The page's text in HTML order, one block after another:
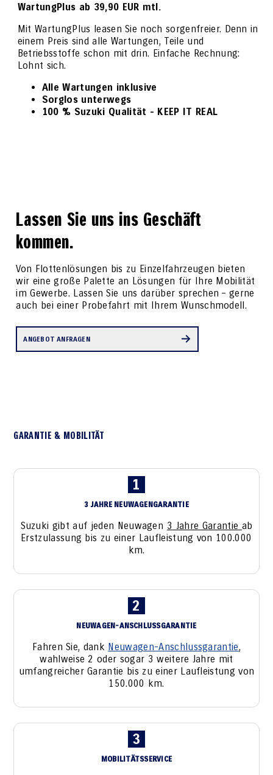
WartungPlus ab 39,90 EUR mtl.
Mit WartungPlus leasen Sie noch sorgenfreier. Denn in
einem Preis sind alle Wartungen, Teile und
Betriebsstoffe schon mit drin. Einfache Rechnung:
Lohnt sich.
Alle Wartungen inklusive
Sorglos unterwegs
100 % Suzuki Qualität - KEEP IT REAL
Lassen Sie uns ins Geschäft
kommen.
Von Flottenlösungen bis zu Einzelfahrzeugen bieten
wir eine große Palette an Lösungen für Ihre Mobilität
im Gewerbe. Lassen Sie uns darüber sprechen – gerne
auch bei einer Probefahrt mit Ihrem Wunschmodell.
ANGEBOT ANFRAGEN
GARANTIE & MOBILITÄT
1
3 JAHRE NEUWAGENGARANTIE
Suzuki gibt auf jeden Neuwagen 3 Jahre Garantie ab
Erstzulassung bis zu einer Laufleistung von 100.000
km.
2
NEUWAGEN-ANSCHLUSSGARANTIE
Fahren Sie, dank Neuwagen-Anschlussgarantie,
wahlweise 2 oder sogar 3 weitere Jahre mit
umfangreicher Garantie bis zu einer Laufleistung von
150.000 km.
3
MOBILITÄTSSERVICE